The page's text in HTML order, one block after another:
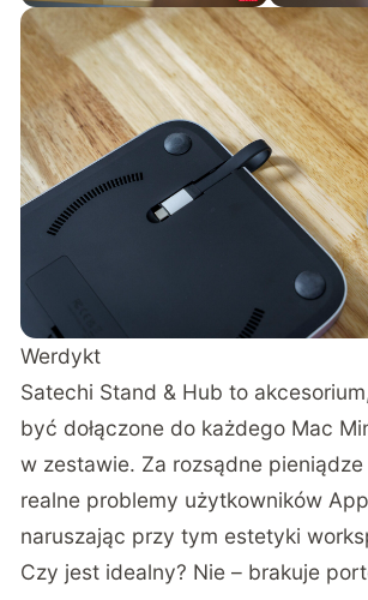
Werdykt
Satechi Stand & Hub to
być dołączone do każdego Mac
w zestawie. Za rozsądne
realne problemy użytkowników
naruszając przy tym estetyki
Czy jest idealny? Nie – brakuje